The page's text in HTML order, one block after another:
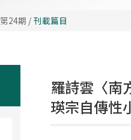
第24期 / 刊載篇目
羅詩雲〈
瑛宗自傳性